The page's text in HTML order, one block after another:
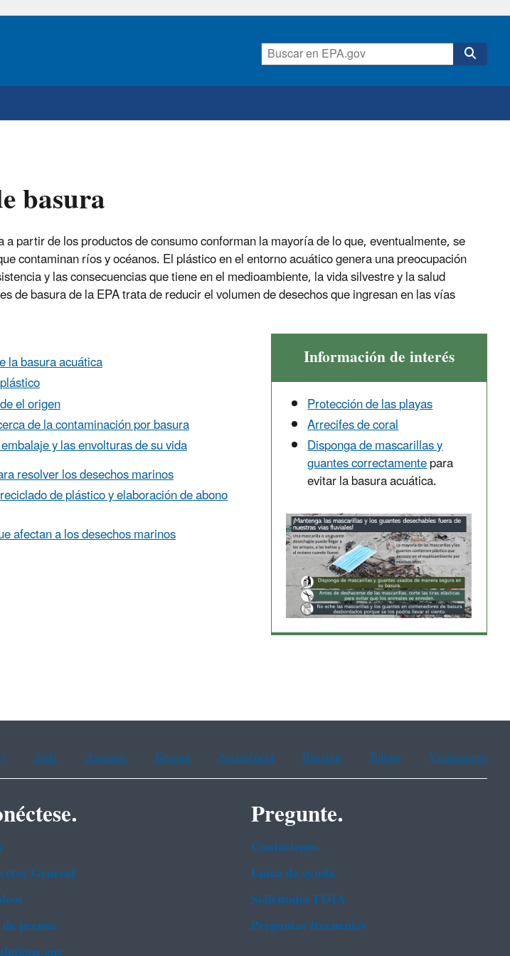
Pasar
basura
a partir de los productos de consumo conforman la mayoría de lo que, eventualmente, se
contaminan ríos y océanos. El plástico en el entorno acuático genera una preocupación
y las consecuencias que tiene en el medioambiente, la vida silvestre y la salud
de basura de la EPA trata de reducir el volumen de desechos que ingresan en las vías
Información de interés
Protección de las playas
Arrecifes de coral
Disponga de mascarillas y
guantes correctamentepara
evitar la basura acuática.
la basura acuática
el origen
de la contaminación por basura
y las envolturas de su vida
resolver los desechos marinos
de plástico y elaboración de abono
afectan a los desechos marinos
Aide Asistans Korean Assistência Russian Tulong Vietnamese
General
prensa
Pregunte.
Contáctenos
Línea de ayuda
Solicitudes FOIA
Preguntas frecuentes